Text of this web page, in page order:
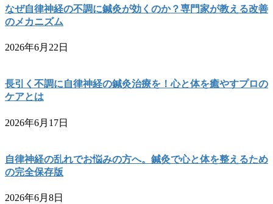
なぜ自律神経の不調に鍼灸が効くのか？専門家が教える改善
のメカニズム
2026年6月22日
長引く不調に自律神経の鍼灸治療を！心と体を癒やすプロの
ケアとは
2026年6月17日
自律神経の乱れでお悩みの方へ。鍼灸で心と体を整えるため
の完全保存版
2026年6月8日